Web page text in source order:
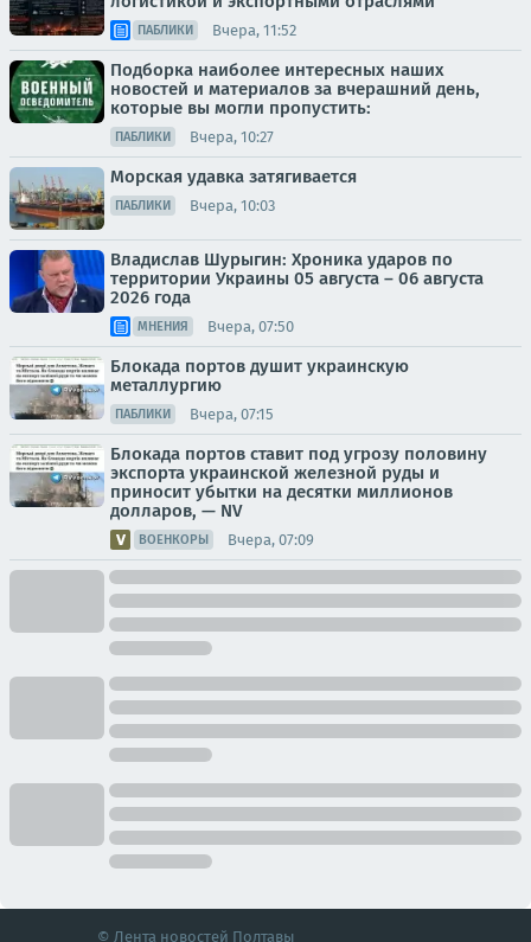
ПАБЛИКИ Вчера, 11:52
Подборка наиболее интересных наших
новостей и материалов за вчерашний день,
которые вы могли пропустить:
ПАБЛИКИ Вчера, 10:27
Морская удавка затягивается
ПАБЛИКИ Вчера, 10:03
Владислав Шурыгин: Хроника ударов по
территории Украины 05 августа – 06 августа
2026 года
МНЕНИЯ Вчера, 07:50
Блокада портов душит украинскую
металлургию
ПАБЛИКИ Вчера, 07:15
Блокада портов ставит под угрозу половину
экспорта украинской железной руды и
приносит убытки на десятки миллионов
долларов, — NV
ВОЕНКОРЫ Вчера, 07:09
© Лента новостей Полтавы